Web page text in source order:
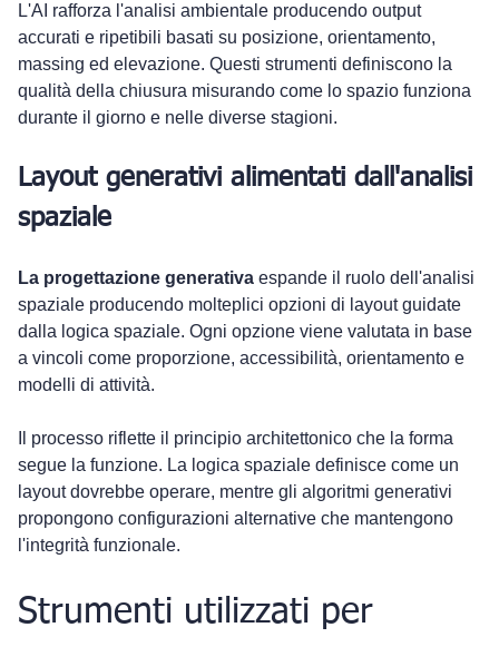
L'AI rafforza l'analisi ambientale producendo output
accurati e ripetibili basati su posizione, orientamento,
massing ed elevazione. Questi strumenti definiscono la
qualità della chiusura misurando come lo spazio funziona
durante il giorno e nelle diverse stagioni.
Layout generativi alimentati dall'analisi
spaziale
La progettazione generativa espande il ruolo dell'analisi
spaziale producendo molteplici opzioni di layout guidate
dalla logica spaziale. Ogni opzione viene valutata in base
a vincoli come proporzione, accessibilità, orientamento e
modelli di attività.
Il processo riflette il principio architettonico che la forma
segue la funzione. La logica spaziale definisce come un
layout dovrebbe operare, mentre gli algoritmi generativi
propongono configurazioni alternative che mantengono
l'integrità funzionale.
Strumenti utilizzati per